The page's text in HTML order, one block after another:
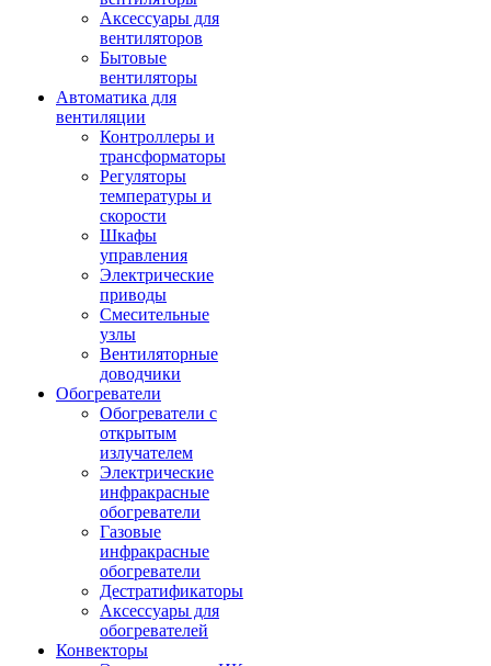
Аксессуары для
вентиляторов
Бытовые
вентиляторы
Автоматика для
вентиляции
Контроллеры и
трансформаторы
Регуляторы
температуры и
скорости
Шкафы
управления
Электрические
приводы
Смесительные
узлы
Вентиляторные
доводчики
Обогреватели
Обогреватели с
открытым
излучателем
Электрические
инфракрасные
обогреватели
Газовые
инфракрасные
обогреватели
Дестратификаторы
Аксессуары для
обогревателей
Конвекторы